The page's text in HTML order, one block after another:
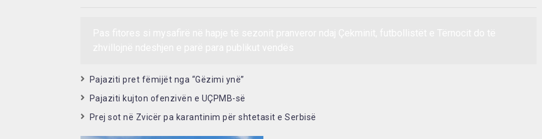
Pajaziti pret fëmijët nga “Gëzimi ynë”
Pajaziti kujton ofenzivën e UÇPMB-së
Prej sot në Zvicër pa karantinim për shtetasit e Serbisë